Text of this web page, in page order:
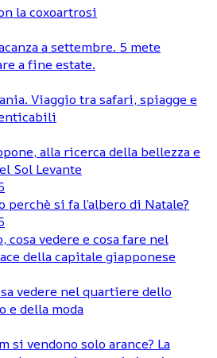
la coxoartrosi
a settembre. 5 mete
a fine estate.
Viaggio tra safari, spiagge e
alla ricerca della bellezza e
Sol Levante
si fa l’albero di Natale?
cosa vedere e cosa fare nel
della capitale giapponese
vedere nel quartiere dello
e della moda
si vendono solo arance? La